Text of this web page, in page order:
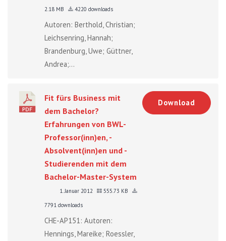
2.18 MB
4220 downloads
Autoren: Berthold, Christian;
Leichsenring, Hannah;
Brandenburg, Uwe; Güttner,
Andrea;...
Fit fürs Business mit
dem Bachelor?
Erfahrungen von BWL-
Professor(inn)en, -
Absolvent(inn)en und -
Studierenden mit dem
Bachelor-Master-System
1. Januar 2012
555.73 KB
7791 downloads
CHE-AP151: Autoren:
Hennings, Mareike; Roessler,
Download